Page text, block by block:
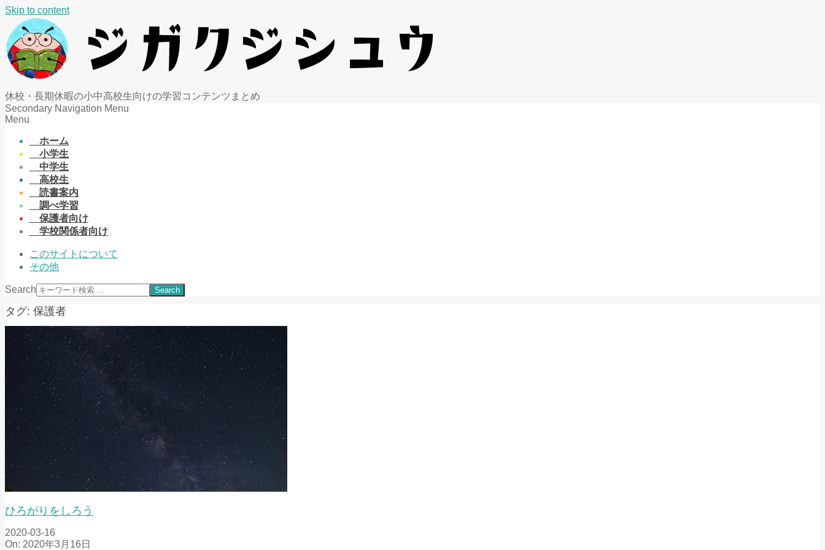
Skip to content
休校・長期休暇の小中高校生向けの学習コンテンツまとめ
Secondary Navigation Menu
Menu
ホーム
小学生
中学生
高校生
読書案内
調べ学習
保護者向け
学校関係者向け
このサイトについて
その他
Search
タグ: 保護者
ひろがりをしろう
2020-03-16
On: 2020年3月16日